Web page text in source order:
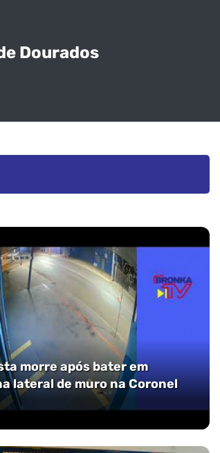
Dourados
morre após bater em
lateral de muro na Coronel